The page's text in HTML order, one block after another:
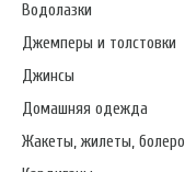
Водолазки
Джемперы и толстовки
Джинсы
Домашняя одежда
Жакеты, жилеты, болеро